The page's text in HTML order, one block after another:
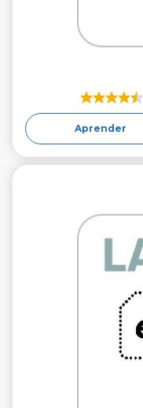
Aprender